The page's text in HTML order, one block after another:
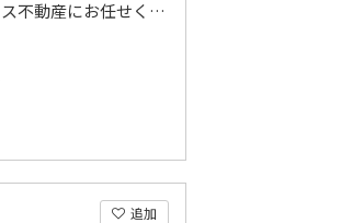
豊明市での不動産のご購入・ご売却は グレイス不動産にお任せください！
追加